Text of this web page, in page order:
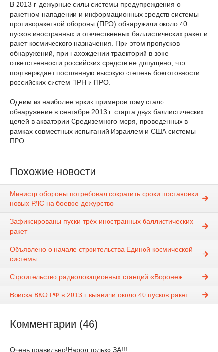
В 2013 г. дежурные силы системы предупреждения о
ракетном нападении и информационных средств системы
противоракетной обороны (ПРО) обнаружили около 40
пусков иностранных и отечественных баллистических ракет и
ракет космического назначения. При этом пропусков
обнаружений, при нахождении траекторий в зоне
ответственности российских средств не допущено, что
подтверждает постоянную высокую степень боеготовности
российских систем ПРН и ПРО.
Одним из наиболее ярких примеров тому стало
обнаружение в сентябре 2013 г. старта двух баллистических
целей в акватории Средиземного моря, проведенных в
рамках совместных испытаний Израилем и США системы
ПРО.
Похожие новости
Министр обороны потребовал сократить сроки постановки
новых РЛС на боевое дежурство
Зафиксированы пуски трёх иностранных баллистических
ракет
Объявлено о начале строительства Единой космической
системы
Строительство радиолокационных станций «Воронеж
Войска ВКО РФ в 2013 г выявили около 40 пусков ракет
Комментарии (46)
Очень правильно!Народ только ЗА!!!